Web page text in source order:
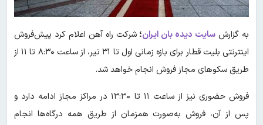
به گزارش سایت دیده بان ایران؛ شرکت راه آهن اعلام کرد پیش‌فروش
اینترنتی بلیت قطار برای بازه زمانی اول تا ۳۱ تیر، از ساعت ۸:۳۰ تا ۱۱ از
طریق سکوهای مجاز فروش انجام خواهد شد.
فروش حضوری نیز از ساعت ۱۱ تا ۱۳:۳۰ در مراکز مجاز ادامه دارد و
پس از آن، فروش به‌صورت همزمان از طریق همه درگاه‌ها انجام